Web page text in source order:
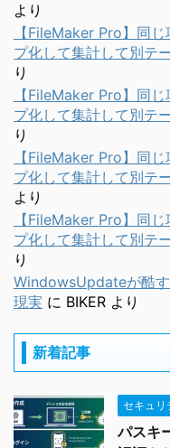
より
【FileMaker Pro】同
プ化して集計して別テ
り
【FileMaker Pro】同
プ化して集計して別テ
り
【FileMaker Pro】同
プ化して集計して別テ
より
【FileMaker Pro】同
プ化して集計して別テ
り
WindowsUpdateが酷
現実 に BIKER より
新着記事
セキュリ
パスキ